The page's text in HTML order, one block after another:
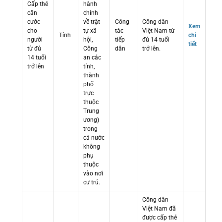
Cấp thẻ
căn
cước
cho
người
từ đủ
14 tuổi
trở lên
Tỉnh
hành
chính
về trật
tự xã
hội,
Công
an các
tỉnh,
thành
phố
trực
thuộc
Trung
ương)
trong
cả nước
không
phụ
thuộc
vào nơi
cư trú.
Công
tác
tiếp
dân
Công dân
Việt Nam từ
đủ 14 tuổi
trở lên.
Xem
chi
tiết
Công dân
Việt Nam đã
được cấp thẻ